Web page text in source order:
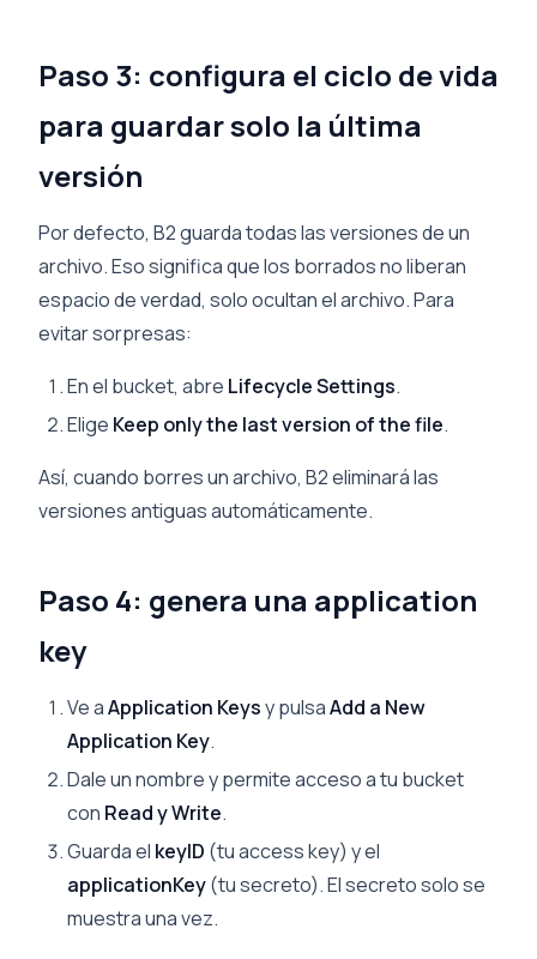
Paso 3: configura el ciclo de vida
para guardar solo la última
versión
Por defecto, B2 guarda todas las versiones de un
archivo. Eso significa que los borrados no liberan
espacio de verdad, solo ocultan el archivo. Para
evitar sorpresas:
En el bucket, abre Lifecycle Settings.
Elige Keep only the last version of the file.
Así, cuando borres un archivo, B2 eliminará las
versiones antiguas automáticamente.
Paso 4: genera una application
key
Ve aApplication Keysy pulsaAdd a New
Application Key.
Dale un nombre y permite acceso a tu bucket
con Read y Write.
Guarda el keyID (tu access key) y el
applicationKey(tu secreto). El secreto solo se
muestra una vez.